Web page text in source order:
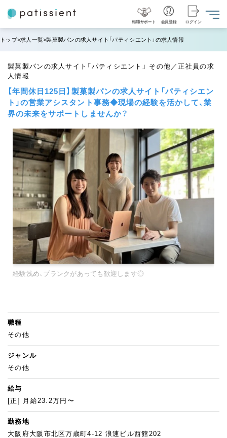
転職サポート 会員登録 ログイン
トップ 求人一覧 製菓製パンの求人サイト「パティシエント」の求人情報
製菓製パンの求人サイト「パティシエント」 その他／正社員の求
人情報
【年間休日125日】製菓製パンの求人サイト「パティシエン
ト」の営業アシスタント事務◆現場の経験を活かして、業
界の未来をサポートしませんか？
経験浅め、ブランクがあっても歓迎します◎
職種
その他
ジャンル
その他
給与
[正] 月給23.2万円〜
勤務地
大阪府大阪市北区万歳町4-12 浪速ビル西館202